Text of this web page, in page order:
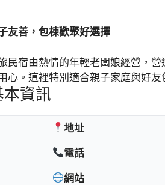
友善，包棟歡聚好選擇
民宿由熱情的年輕老闆娘經營，
心。這裡特別適合親子家庭與好
本資訊
地址
電話
網站